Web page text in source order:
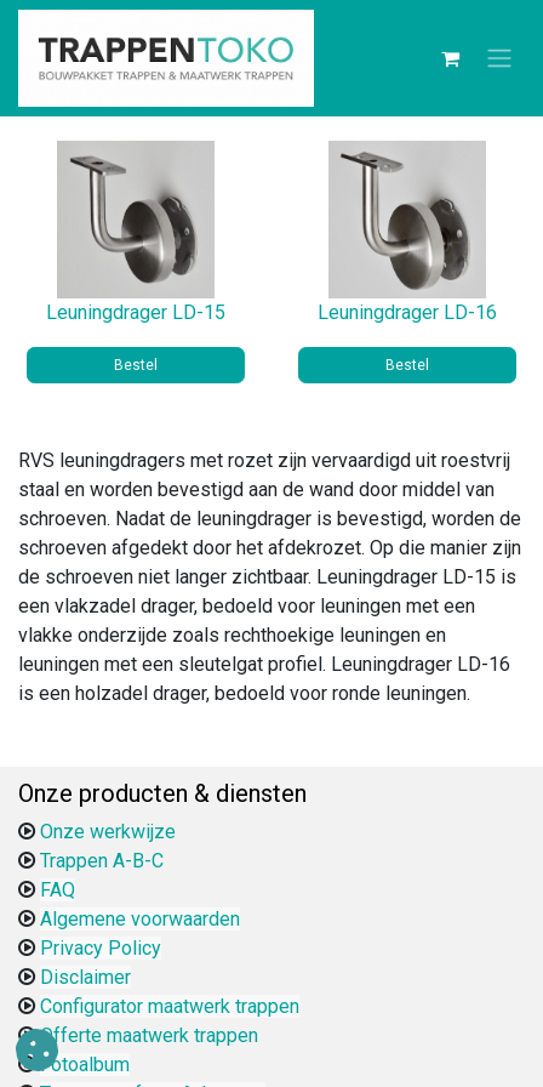
Leuningdrager LD-15
Bestel
Leuningdrager LD-16
Bestel
RVS leuningdragers met rozet zijn vervaardigd uit roestvrij
staal en worden bevestigd aan de wand door middel van
schroeven. Nadat de leuningdrager is bevestigd, worden de
schroeven afgedekt door het afdekrozet. Op die manier zijn
de schroeven niet langer zichtbaar. Leuningdrager LD-15 is
een vlakzadel drager, bedoeld voor leuningen met een
vlakke onderzijde zoals rechthoekige leuningen en
leuningen met een sleutelgat profiel. Leuningdrager LD-16
is een holzadel drager, bedoeld voor ronde leuningen.
Onze producten & diensten
Onze werkwijze
Trappen A-B-C
FAQ
Algemene voorwaarden
Privacy Policy
Disclaimer
Configurator maatwerk trappen
Offerte maatwerk trappen
Fotoalbum